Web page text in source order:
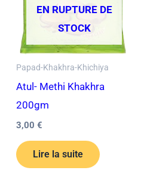
EN RUPTURE DE
STOCK
Papad-Khakhra-Khichiya
Atul- Methi Khakhra
200gm
3,00 €
Lire la suite